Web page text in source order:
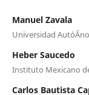
Manuel Zavala
Universidad
Heber Saucedo
Instituto Mexicano
Carlos Bautista